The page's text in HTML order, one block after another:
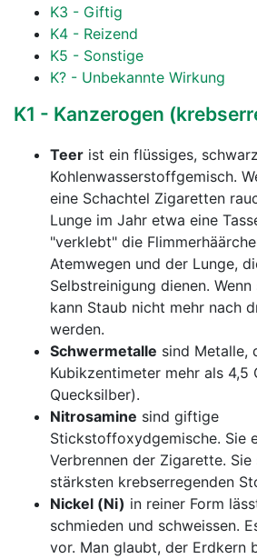
K3 - Giftig
K4 - Reizend
K5 - Sonstige
K? - Unbekannte Wirkung
K1 - Kanzerogen
Teer ist ein flüssiges,
Kohlenwasserstoffgemisch.
eine Schachtel Zigaretten
Lunge im Jahr etwa eine
"verklebt" die
Atemwegen und der Lunge,
Selbstreinigung dienen.
kann Staub nicht mehr nach
werden.
Schwermetalle sind Metalle,
Kubikzentimeter mehr als 4,5
Quecksilber).
Nitrosamine sind giftige
Stickstoffoxydgemische. Sie
Verbrennen der Zigarette.
stärksten krebserregenden
Nickel (Ni) in reiner Form
schmieden und schweissen.
vor. Man glaubt, der Erdkern